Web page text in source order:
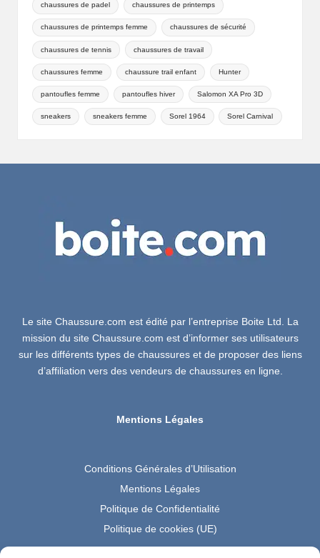
chaussures de padel chaussures de printemps
chaussures de printemps femme chaussures de sécurité
chaussures de tennis chaussures de travail
chaussures femme chaussure trail enfant Hunter
pantoufles femme pantoufles hiver Salomon XA Pro 3D
sneakers sneakers femme Sorel 1964 Sorel Carnival
Le site Chaussure.com est édité par l’entreprise Boite Ltd. La
mission du site Chaussure.com est d’informer ses utilisateurs
sur les différents types de chaussures et de proposer des liens
d’affiliation vers des vendeurs de chaussures en ligne.
Mentions Légales
Conditions Générales d’Utilisation
Mentions Légales
Politique de Confidentialité
Politique de cookies (UE)